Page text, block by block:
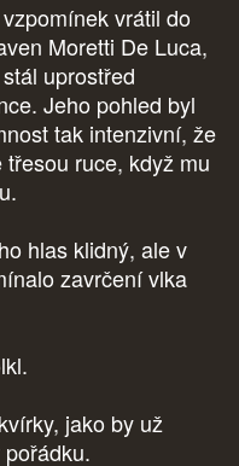
vrátil do
Moretti De Luca,
uprostřed
Jeho pohled byl
tak intenzivní, že
ruce, když mu
hlas klidný, ale v
zavrčení vlka
jako by už